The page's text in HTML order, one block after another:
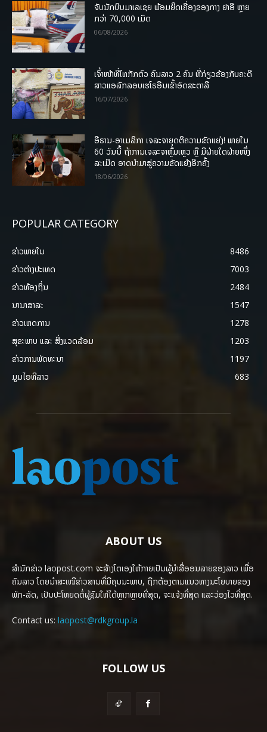
ຈັບນັກບິນມາເລເຊຍ ພ້ອມຍຶດເຄື່ອງຂອງກາງ ຢາອີ ຫຼາຍ
ກວ່າ 70,000 ເມັດ
06/08/2026
ເຈົ້າໜ້າທີ່ໄທກັກຕົວ ຄົນລາວ 2 ຄົນ ທີ່ກ່ຽວຂ້ອງກັບຄະດີ
ສາວແອລັກລອບເຮໂຣອີນເຂົ້າອົດສະຕາລີ
16/07/2026
ອີຣານ-ອາເມລິກາ ເຈລະຈາຍຸດຕິຄວາມຂັດແຍ່ງ! ພາຍໃນ
60 ວັນນີ້ ຖ້າການເຈລະຈາຫຼົ້ມເຫຼວ ຫຼື ມີຝ່າຍໃດຝ່າຍໜຶ່ງ
ລະເມີດ ອາດນໍາມາສູ່ຄວາມຂັດແຍ້ງອີກຄັ້ງ
18/06/2026
POPULAR CATEGORY
ຂ່າວພາຍ​ໃນ
8486
ຂ່າວຕ່າງປະເທດ
7003
ຂ່າວທ້ອງຖິ່ນ
2484
ນານາສາລະ
1547
ຂ່າວເຫດການ
1278
ສຸຂະພາບ ແລະ ສີ່ງແວດລ້ອມ
1203
ຂ່າວການພັດທະນາ
1197
ມູມໄອທີລາວ
683
ABOUT US
ສຳນັກຂ່າວ laopost.com ຈະສ້າງໂຕເອງໃຫ້ກາຍເປັນຜູ້ນຳສື່ອອນລາຍຂອງລາວ ເພື່ອ
ຄົນລາວ ໂດຍນຳສະເໜີຂ່າວສານທີ່ມີຄຸນນະພາບ, ຖືກຕ້ອງຕາມແນວທາງນະໂຍບາຍຂອງ
ພັກ-ລັດ, ເປັນປະໂຫຍດຕໍ່ຜູ້ຊົມໃຫ້ໄດ້ຫຼາກຫຼາຍທີ່ສຸດ, ຈະແຈ້ງທີ່ສຸດ ແລະວ່ອງໄວທີ່ສຸດ.
Contact us: laopost@rdkgroup.la
FOLLOW US